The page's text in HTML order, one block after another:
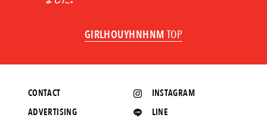
GIRLHOUYHNHNM TOP
INSTAGRAM
LINE
CONTACT
ADVERTISING